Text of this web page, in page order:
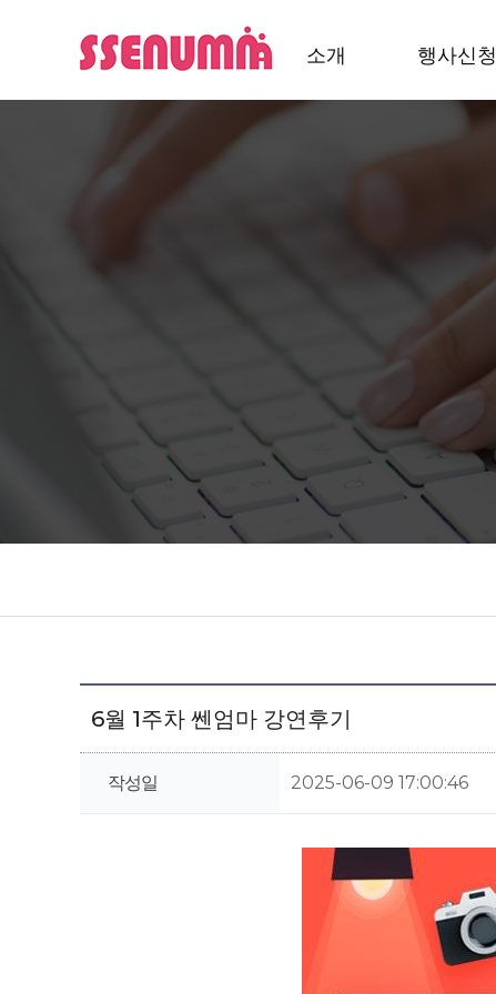
소개 행사신청
6월 1주차 쎈엄마 강연후기
작성일 2025-06-09 17:00:46